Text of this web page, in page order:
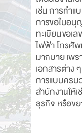
เช่น การทำ
การขอใบอนุ
ทะเบียนขอเ
ไฟฟ้า โทรศั
มากมาย เพ
เอกสารต่าง
การแบบครบ
สำนักงานให้
ธุรกิจ หรือข